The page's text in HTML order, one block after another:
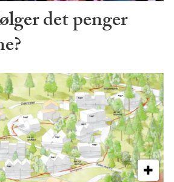
det penger